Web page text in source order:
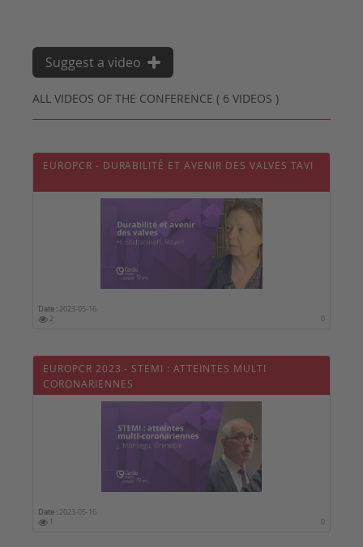
ALL VIDEOS OF THE CONFERENCE ( 6 VIDEOS )
Suggest a video
EUROPCR - DURABILITÉ ET AVENIR DES VALVES TAVI
Date : 2023-05-16
2
0
EUROPCR 2023 - STEMI : ATTEINTES MULTI
CORONARIENNES
Date : 2023-05-16
1
0